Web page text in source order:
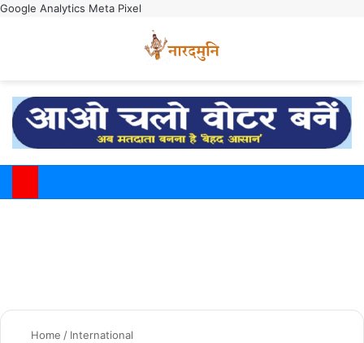
Google Analytics Meta Pixel
Home / International